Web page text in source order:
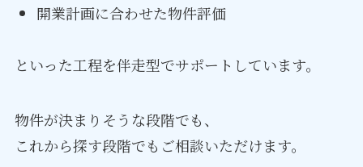
開業計画に合わせた物件評価
といった工程を伴走型でサポートしています。
物件が決まりそうな段階でも、
これから探す段階でもご相談いただけます。